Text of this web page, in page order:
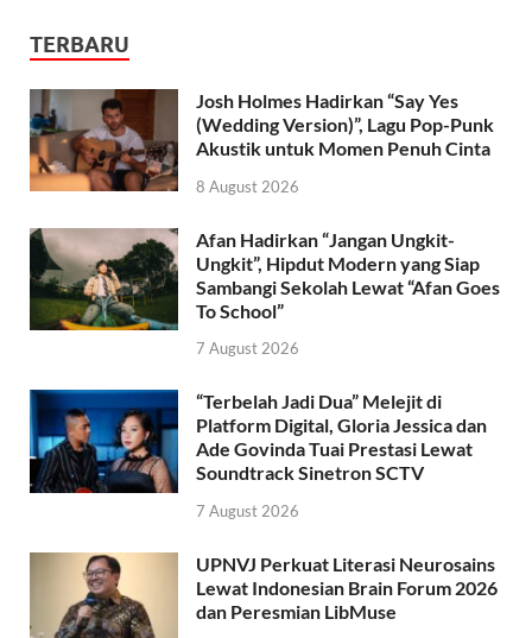
TERBARU
Josh Holmes Hadirkan “Say Yes
(Wedding Version)”, Lagu Pop-Punk
Akustik untuk Momen Penuh Cinta
8 August 2026
Afan Hadirkan “Jangan Ungkit-
Ungkit”, Hipdut Modern yang Siap
Sambangi Sekolah Lewat “Afan Goes
To School”
7 August 2026
“Terbelah Jadi Dua” Melejit di
Platform Digital, Gloria Jessica dan
Ade Govinda Tuai Prestasi Lewat
Soundtrack Sinetron SCTV
7 August 2026
UPNVJ Perkuat Literasi Neurosains
Lewat Indonesian Brain Forum 2026
dan Peresmian LibMuse